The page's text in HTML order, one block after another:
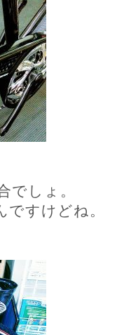
でしょ。
ですけどね。